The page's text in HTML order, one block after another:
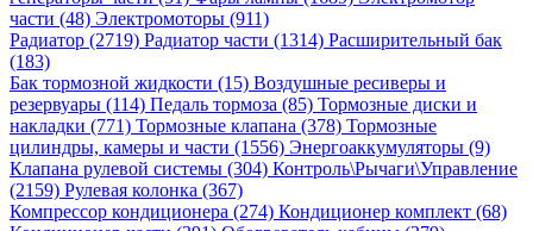
части (48) Электромоторы (911)
Радиатор (2719) Радиатор части (1314) Расширительный бак
(183)
Бак тормозной жидкости (15) Воздушные ресиверы и
резервуары (114) Педаль тормоза (85) Тормозные диски и
накладки (771) Тормозные клапана (378) Тормозные
цилиндры, камеры и части (1556) Энергоаккумуляторы (9)
Клапана рулевой системы (304) Контроль\Рычаги\Управление
(2159) Рулевая колонка (367)
Компрессор кондиционера (274) Кондиционер комплект (68)